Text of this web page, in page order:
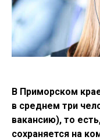
В Приморском
в среднем три
вакансию), то
сохраняется на